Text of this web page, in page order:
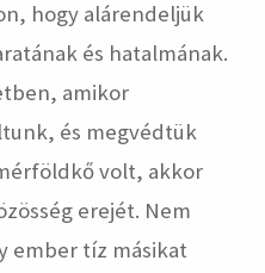
hogy alárendeljük
és hatalmának.
amikor
és megvédtük
volt, akkor
erejét. Nem
ember tíz másikat